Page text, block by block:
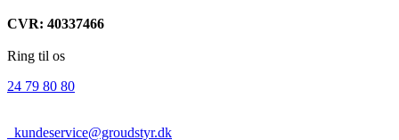
CVR: 40337466
Ring til os
24 79 80 80
kundeservice@groudstyr.dk